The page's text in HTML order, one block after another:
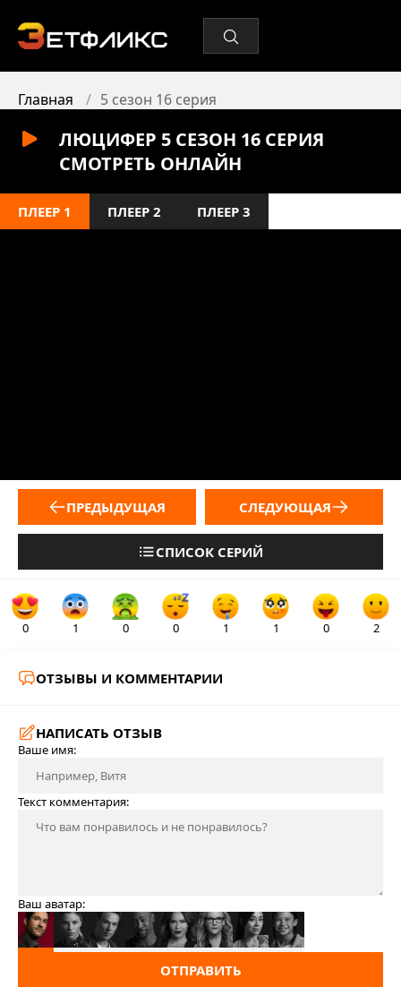
Главная 5 сезон 16 серия
ЛЮЦИФЕР 5 СЕЗОН 16 СЕРИЯ
СМОТРЕТЬ ОНЛАЙН
ПЛЕЕР 1 ПЛЕЕР 2 ПЛЕЕР 3
ПРЕДЫДУЩАЯ
СПИСОК СЕРИЙ
СЛЕДУЮЩАЯ
0 1 0 0 1 1 0 2
ОТЗЫВЫ И КОММЕНТАРИИ
НАПИСАТЬ ОТЗЫВ
Ваше имя:
Текст комментария:
Ваш аватар:
ОТПРАВИТЬ